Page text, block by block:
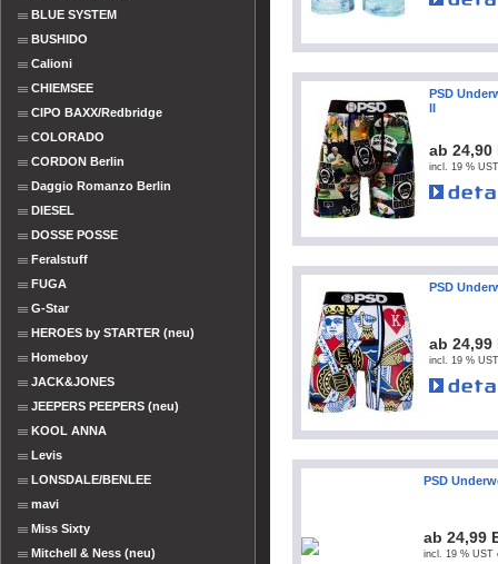
BLUE SYSTEM
BUSHIDO
Calioni
CHIEMSEE
CIPO BAXX/Redbridge
COLORADO
CORDON Berlin
Daggio Romanzo Berlin
DIESEL
DOSSE POSSE
Feralstuff
FUGA
G-Star
HEROES by STARTER (neu)
Homeboy
JACK&JONES
JEEPERS PEEPERS (neu)
KOOL ANNA
Levis
LONSDALE/BENLEE
mavi
Miss Sixty
Mitchell & Ness (neu)
PSD
II
ab 24,90
incl. 19 %
PSD
ab 24,99
incl. 19 %
PSD
ab 24,99
incl. 19 % UST